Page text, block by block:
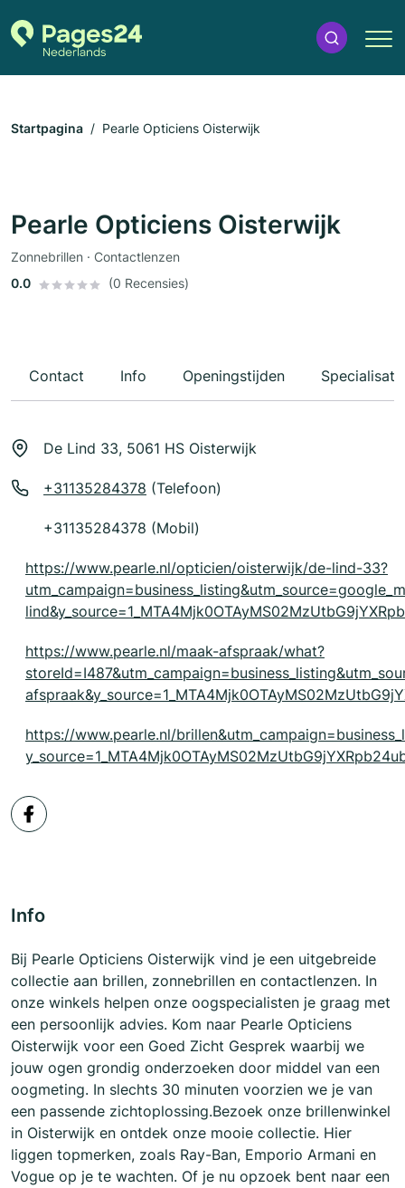
Startpagina Pearle Opticiens Oisterwijk
Pearle Opticiens Oisterwijk
Zonnebrillen · Contactlenzen
0.0
(0 Recensies)
Contact Info Openingstijden
De Lind 33, 5061 HS Oisterwijk
+31135284378 (Telefoon)
+31135284378 (Mobil)
https://www.pearle.nl/opticien/oisterwijk/de-lind-33?
https://www.pearle.nl/maak-afspraak/what?
https://www.pearle.nl/
Info
Bij Pearle Opticiens Oisterwijk vind je een uitgebreide
collectie aan brillen, zonnebrillen en contactlenzen. In
onze winkels helpen onze oogspecialisten je graag met
een persoonlijk advies. Kom naar Pearle Opticiens
Oisterwijk voor een Goed Zicht Gesprek waarbij we
jouw ogen grondig onderzoeken door middel van een
oogmeting. In slechts 30 minuten voorzien we je van
een passende zichtoplossing.Bezoek onze brillenwinkel
in Oisterwijk en ontdek onze mooie collectie. Hier
liggen topmerken, zoals Ray-Ban, Emporio Armani en
Vogue op je te wachten. Of je nu opzoek bent naar een